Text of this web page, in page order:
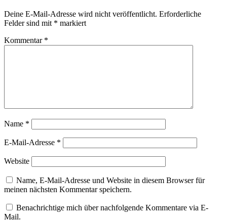
Deine E-Mail-Adresse wird nicht veröffentlicht. Erforderliche
Felder sind mit * markiert
Kommentar *
Name *
E-Mail-Adresse *
Website
Name, E-Mail-Adresse und Website in diesem Browser für
meinen nächsten Kommentar speichern.
Benachrichtige mich über nachfolgende Kommentare via E-
Mail.